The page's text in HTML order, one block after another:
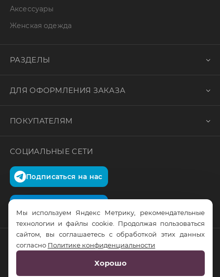
Аксессуары
Женская одежда
РАЗДЕЛЫ
ДЛЯ ОФОРМЛЕНИЯ ЗАКАЗА
ПОКУПАТЕЛЯМ
СОЦИАЛЬНЫЕ СЕТИ
Подписаться на нас
© RusTrus. 2011-2026. Все права защищены
RS Digital
Мы используем Яндекс Метрику, рекомендательные
технологии и файлы cookie. Продолжая пользоваться
сайтом, вы соглашаетесь с обработкой этих данных
согласно Политике конфиденциальности
Хорошо